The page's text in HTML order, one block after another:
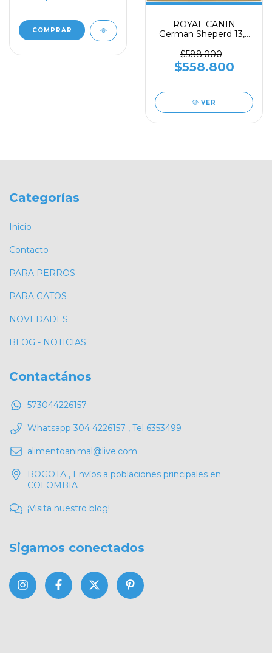
ROYAL CANIN
German Sheperd 13,6
$588.000
$558.800
VER
Categorías
Inicio
Contacto
PARA PERROS
PARA GATOS
NOVEDADES
BLOG - NOTICIAS
Contactános
573044226157
Whatsapp 304 4226157 , Tel 6353499
alimentoanimal@live.com
BOGOTA , Envíos a poblaciones principales en
COLOMBIA
¡Visita nuestro blog!
Sigamos conectados